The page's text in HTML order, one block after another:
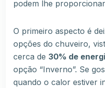
podem lhe
O primeiro aspecto é
opções do chuveiro,
cerca de 30% de
opção “Inverno”. Se
quando o calor estiver